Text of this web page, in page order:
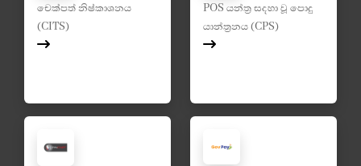
චෙක්පත් නිෂ්කාශනය
(CITS)
POS යන්ත්‍ර සදහා වූ පොදු
යාන්ත්‍රනය (CPS)